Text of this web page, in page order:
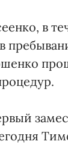
в